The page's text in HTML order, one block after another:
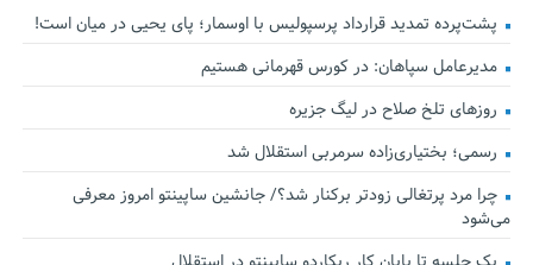
پشت‌پرده تمدید قرارداد پرسپولیس با اوسمار؛ پای یحیی در میان است!
مدیرعامل سپاهان: در کورس قهرمانی هستیم
روزهای تلخ صلاح در لیگ جزیره
رسمی؛ بختیاری‌زاده سرمربی استقلال شد
چرا مرد پرتغالی زودتر برکنار شد؟/ جانشین ساپینتو امروز معرفی
می‌شود